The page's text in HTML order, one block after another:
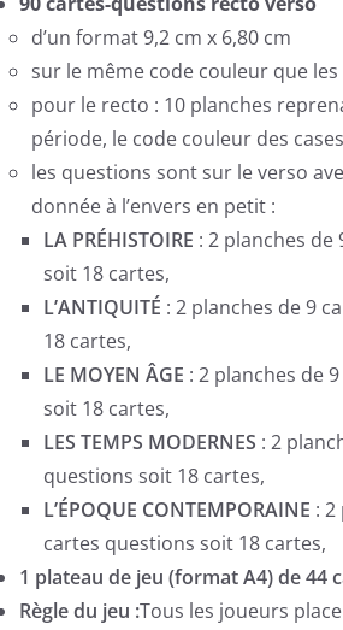
d’un format 9,2 cm x 6,80 cm
sur le même code couleur que
pour le recto : 10 planches
période, le code couleur des
les questions sont sur le verso
donnée à l’envers en petit :
LA PRÉHISTOIRE : 2 planches
soit 18 cartes,
L’ANTIQUITÉ : 2 planches de 9
18 cartes,
LE MOYEN ÂGE : 2 planches de
soit 18 cartes,
LES TEMPS MODERNES : 2
questions soit 18 cartes,
L’ÉPOQUE CONTEMPORAINE : 2
cartes questions soit 18 cartes,
1 plateau de jeu (format A4) de 44
Règle du jeu :Tous les joueurs